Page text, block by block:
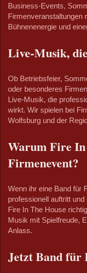
Business-Events,
Firmenveranstaltungen
Bühnenenergie und
Live-Musik,
Ob Betriebsfeier,
oder besonderes
Live-Musik, die
wirkt. Wir spielen bei
Wolfsburg und der
Warum Fire
Firmenevent?
Wenn ihr eine Band für
professionell auftritt
Fire In The House
Musik mit Spielfreude,
Anlass.
Jetzt Band für